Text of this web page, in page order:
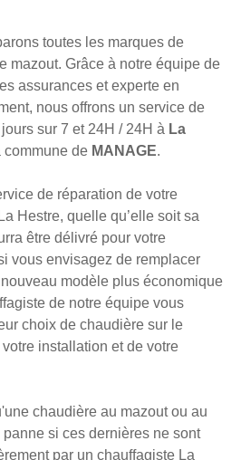
toutes les marques de
mazout. Grâce à notre équipe de
assurances et experte en
nous offrons un service de
sur 7 et 24H / 24H à La
commune de MANAGE.
de réparation de votre
Hestre, quelle qu’elle soit sa
être délivré pour votre
vous envisagez de remplacer
modèle plus économique
de notre équipe vous
choix de chaudière sur le
installation et de votre
chaudière au mazout ou au
si ces dernières ne sont
par un chauffagiste La